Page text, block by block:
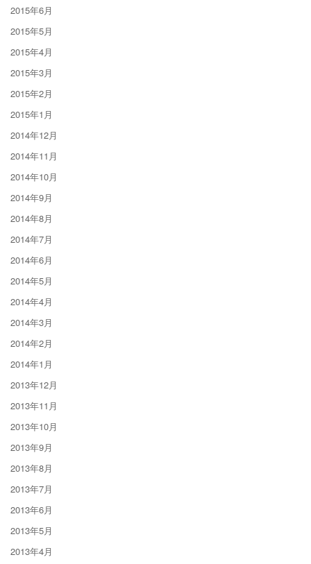
2015年6月
2015年5月
2015年4月
2015年3月
2015年2月
2015年1月
2014年12月
2014年11月
2014年10月
2014年9月
2014年8月
2014年7月
2014年6月
2014年5月
2014年4月
2014年3月
2014年2月
2014年1月
2013年12月
2013年11月
2013年10月
2013年9月
2013年8月
2013年7月
2013年6月
2013年5月
2013年4月